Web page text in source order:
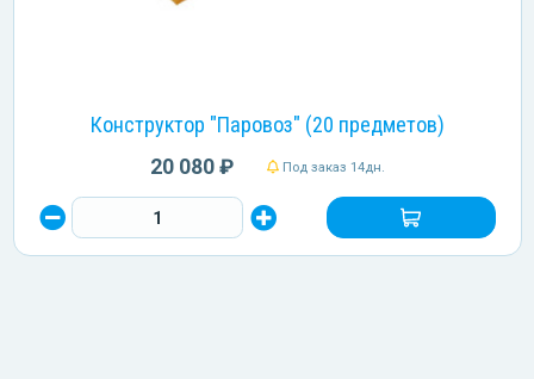
Конструктор "Паровоз" (20 предметов)
20 080 ₽ Под заказ 14дн.